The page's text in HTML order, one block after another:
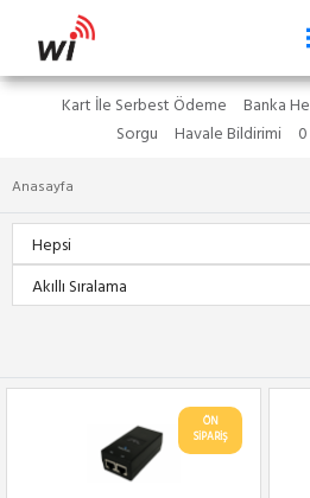
Kart İle Serbest Ödeme Banka
Sorgu
Havale Bildirimi
Anasayfa
ÖN
SİPARİŞ